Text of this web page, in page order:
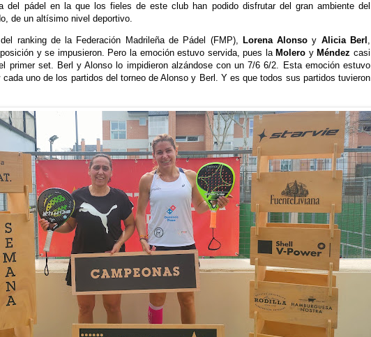
del pádel en la que los fieles de este club han podido disfrutar del gran ambiente del
de un altísimo nivel deportivo.
ranking de la Federación Madrileña de Pádel (FMP), Lorena Alonso y Alicia Berl ,
y se impusieron. Pero la emoción estuvo servida, pues la Molero y Méndezcasi
primer set. Berl y Alonso lo impidieron alzándose con un 7/6 6/2. Esta emoción estuvo
uno de los partidos del torneo de Alonso y Berl. Y es que todos sus partidos tuvieron